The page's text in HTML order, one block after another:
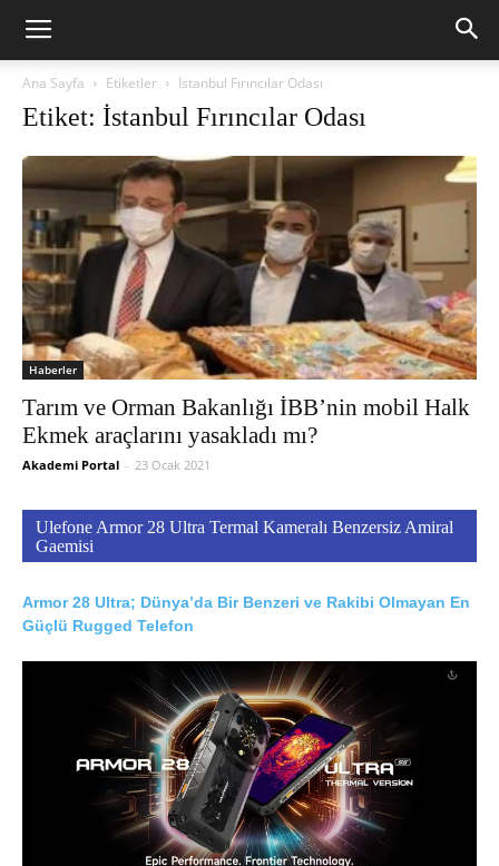
Ana Sayfa Etiketler İstanbul Fırıncılar Odası
Etiket: İstanbul Fırıncılar Odası
Haberler
Tarım ve Orman Bakanlığı İBB’nin mobil Halk
Ekmek araçlarını yasakladı mı?
Akademi Portal - 23 Ocak 2021
Ulefone Armor 28 Ultra Termal Kameralı Benzersiz Amiral
Gaemisi
Armor 28 Ultra; Dünya’da Bir Benzeri ve Rakibi Olmayan En
Güçlü Rugged Telefon